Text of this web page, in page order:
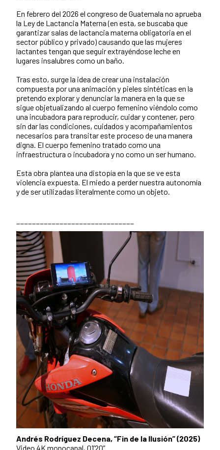
En febrero del 2026 el congreso de Guatemala no aprueba
la Ley de Lactancia Materna (en esta, se buscaba que
garantizar salas de lactancia materna obligatoria en el
sector público y privado) causando que las mujeres
lactantes tengan que seguir extrayéndose leche en
lugares insalubres como un baño.
Tras esto, surge la idea de crear una instalación
compuesta por una animación y pieles sintéticas en la
pretendo explorar y denunciar la manera en la que se
sigue objetualizando al cuerpo femenino viéndolo como
una incubadora para reproducir, cuidar y contener, pero
sin dar las condiciones, cuidados y acompañamientos
necesarios para transitar este proceso de una manera
digna. El cuerpo femenino tratado como una
infraestructura o incubadora y no como un ser humano.
Esta obra plantea una distopía en la que se ve esta
violencia expuesta. El miedo a perder nuestra autonomía
y de ser utilizadas literalmente como un objeto.
Andrés Rodríguez Decena, “Fin de la Ilusión” (2025)
Video 4K monocanal, 01’20”